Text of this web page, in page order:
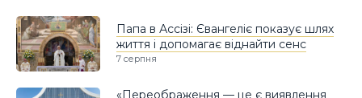
Папа в Ассізі: Євангеліє показує шлях
життя і допомагає віднайти сенс
7 серпня
«Переображення — це є виявлення